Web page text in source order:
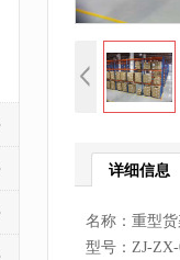
详细信息
名称：重型货
型号：ZJ-ZX-